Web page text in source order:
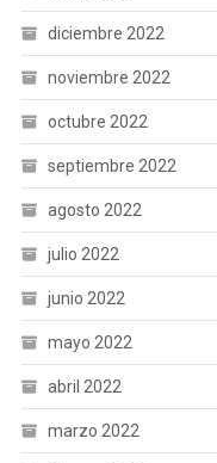
diciembre 2022
noviembre 2022
octubre 2022
septiembre 2022
agosto 2022
julio 2022
junio 2022
mayo 2022
abril 2022
marzo 2022